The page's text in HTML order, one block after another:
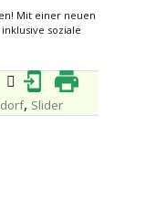
Mit einer neuen
soziale
, Slider